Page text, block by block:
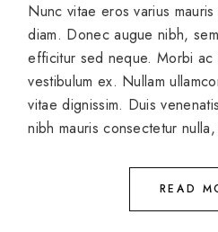
Nunc vitae eros varius
diam. Donec augue nibh,
efficitur sed neque. Morbi ac
vestibulum ex. Nullam
vitae dignissim. Duis
nibh mauris consectetur nulla,
READ